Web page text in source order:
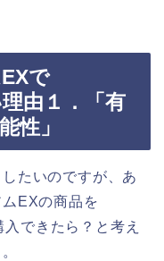
で
由１．「有
性」
たいのですが、あ
EXの商品を
できたら？と考え